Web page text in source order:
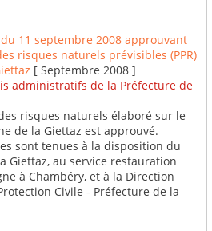
du 11 septembre 2008 approuvant
risques naturels prévisibles (PPR)
[ Septembre 2008 ]
administratifs de la Préfecture de
risques naturels élaboré sur le
de la Giettaz est approuvé.
sont tenues à la disposition du
Giettaz, au service restauration
à Chambéry, et à la Direction
Civile - Préfecture de la